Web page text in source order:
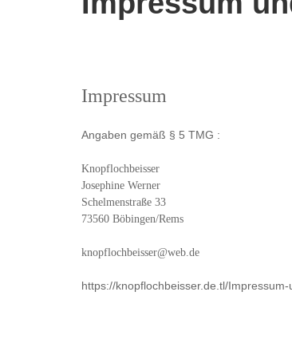
Impressum
Angaben gemäß § 5 TMG :
Knopflochbeisser
Josephine Werner
Schelmenstraße 33
73560 Böbingen/Rems
knopflochbeisser@web.de
https://knopflochbeisser.de.tl/